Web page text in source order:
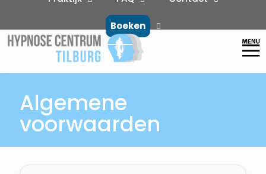
Boeken
Algemene
voorwaarden